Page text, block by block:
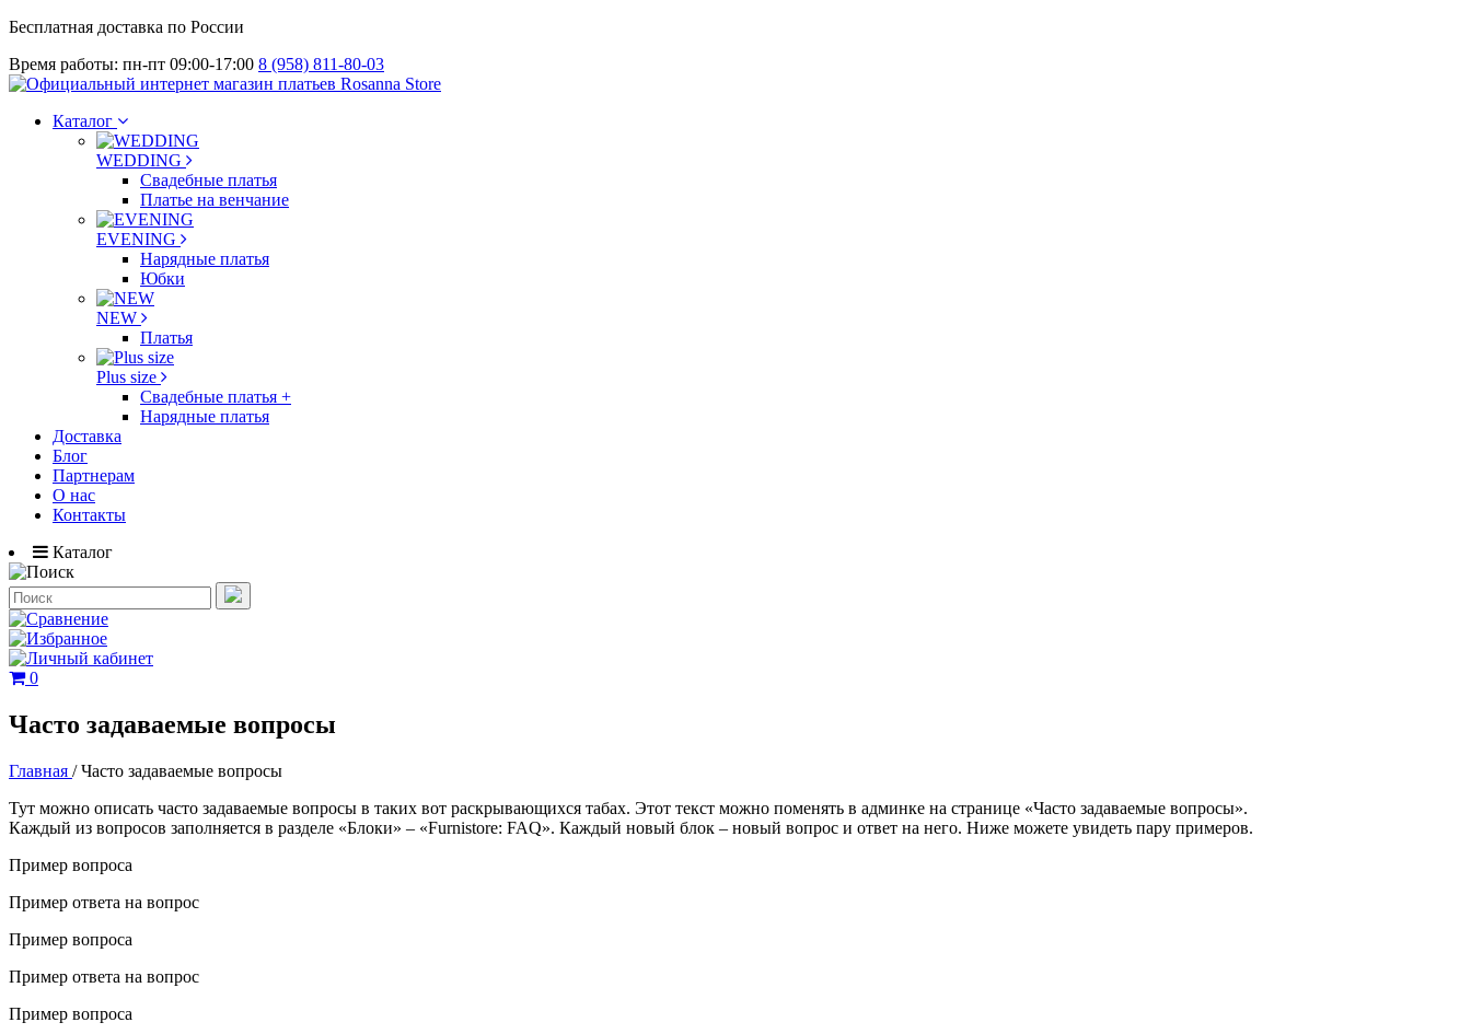
Бесплатная доставка по России
Время работы: пн-пт 09:00-17:00 8 (958) 811-80-03
Каталог
WEDDING
Свадебные платья
Платье на венчание
EVENING
Нарядные платья
Юбки
NEW
Платья
Plus size
Свадебные платья +
Нарядные платья
Доставка
Блог
Партнерам
О нас
Контакты
Каталог
0
Часто задаваемые вопросы
Главная /Часто задаваемые вопросы
Тут можно описать часто задаваемые вопросы в таких вот раскрывающихся табах. Этот текст можно поменять в админке на странице «Часто задаваемые вопросы».
Каждый из вопросов заполняется в разделе «Блоки» – «Furnistore: FAQ». Каждый новый блок – новый вопрос и ответ на него. Ниже можете увидеть пару примеров.
Пример вопроса
Пример ответа на вопрос
Пример вопроса
Пример ответа на вопрос
Пример вопроса